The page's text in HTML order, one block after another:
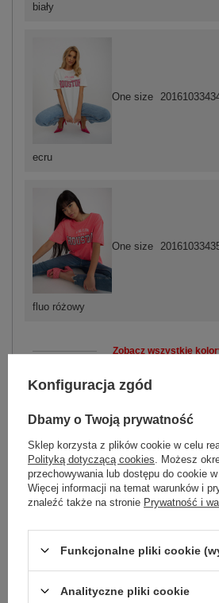
biały
ecru
One size
fluo różowy
One size
Zobacz wszystkie
Masz pytanie? Chętnie pomożemy.
Zadzwoń+48 601 547 740 Zadaj
skład materiału : 90% bawełna , 10% elastan
Kod produktu
EM-TS-527-1.26X
Marka
EX MODA
casual
Konfiguracja zgód
Dbamy o Twoją prywatność
Sklep korzysta z plików cookie w celu
Polityką dotyczącą cookies . Możesz
przechowywania lub dostępu do cookie w
Więcej informacji na temat warunków i
znaleźć także na stronie Prywatność i
Funkcjonalne pliki cookie
Analityczne pliki cookie